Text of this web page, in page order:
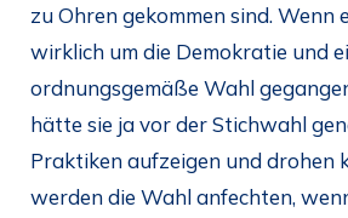
zu Ohren gekommen sind. Wenn
wirklich um die Demokratie und
ordnungsgemäße Wahl
hätte sie ja vor der Stichwahl
Praktiken aufzeigen und drohen
werden die Wahl anfechten,